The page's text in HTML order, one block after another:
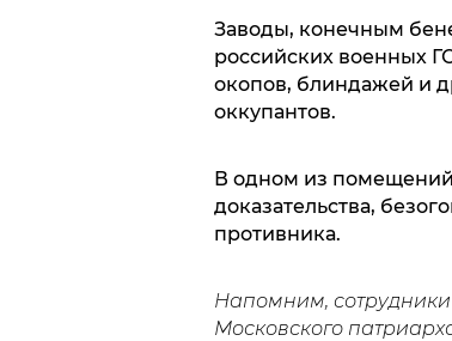
Заводы, конечным
российских военных
окопов, блиндажей и
оккупантов.
В одном из
доказательства,
противника.
Напомним,
Московского